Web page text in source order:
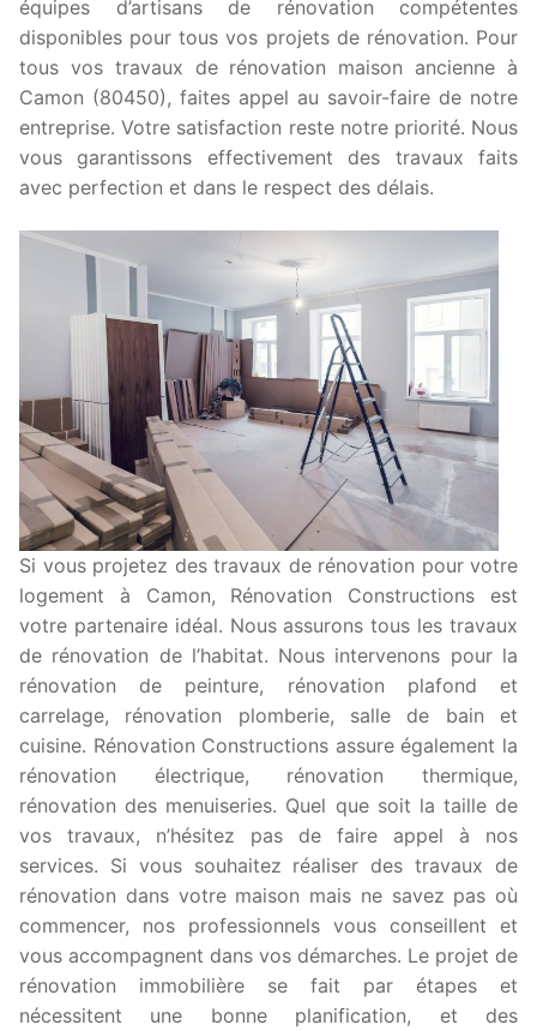
équipes d’artisans de rénovation compétentes
disponibles pour tous vos projets de rénovation. Pour
tous vos travaux de rénovation maison ancienne à
Camon (80450), faites appel au savoir-faire de notre
entreprise. Votre satisfaction reste notre priorité. Nous
vous garantissons effectivement des travaux faits
avec perfection et dans le respect des délais.
Si vous projetez des travaux de rénovation pour votre
logement à Camon, Rénovation Constructions est
votre partenaire idéal. Nous assurons tous les travaux
de rénovation de l’habitat. Nous intervenons pour la
rénovation de peinture, rénovation plafond et
carrelage, rénovation plomberie, salle de bain et
cuisine. Rénovation Constructions assure également la
rénovation électrique, rénovation thermique,
rénovation des menuiseries. Quel que soit la taille de
vos travaux, n’hésitez pas de faire appel à nos
services. Si vous souhaitez réaliser des travaux de
rénovation dans votre maison mais ne savez pas où
commencer, nos professionnels vous conseillent et
vous accompagnent dans vos démarches. Le projet de
rénovation immobilière se fait par étapes et
nécessitent une bonne planification, et des